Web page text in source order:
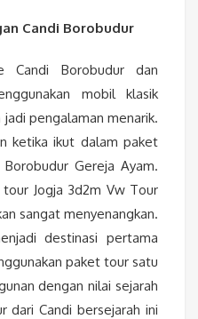
Candi Borobudur
Candi Borobudur dan
mobil klasik
pengalaman menarik.
ketika ikut dalam paket
Gereja Ayam.
Jogja 3d2m Vw Tour
sangat menyenangkan.
destinasi pertama
paket tour satu
dengan nilai sejarah
dari Candi bersejarah ini